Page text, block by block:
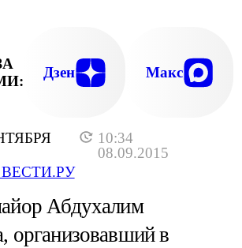
10:34
08.09.2015
Дзен Макс
Абдухалим
организовавший в